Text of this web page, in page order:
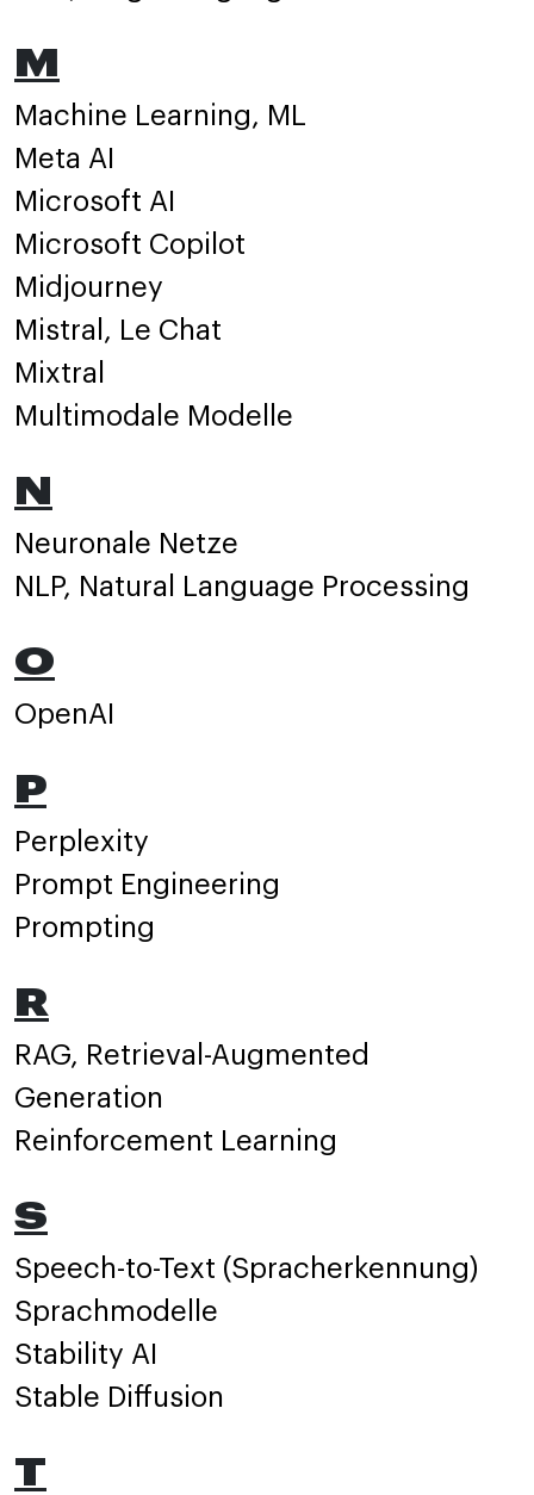
M
Machine Learning, ML
Meta AI
Microsoft AI
Microsoft Copilot
Midjourney
Mistral, Le Chat
Mixtral
Multimodale Modelle
N
Neuronale Netze
NLP, Natural Language Processing
O
OpenAI
P
Perplexity
Prompt Engineering
Prompting
R
RAG, Retrieval-Augmented
Generation
Reinforcement Learning
S
Speech-to-Text (Spracherkennung)
Sprachmodelle
Stability AI
Stable Diffusion
T